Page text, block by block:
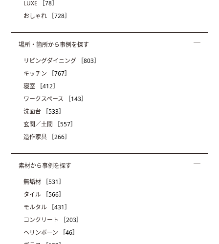
LUXE
［78］
おしゃれ
［728］
場所・箇所から事例を探す
リビングダイニング
［803］
キッチン
［767］
寝室
［412］
ワークスペース
［143］
洗面台
［533］
玄関／土間
［557］
造作家具
［266］
素材から事例を探す
無垢材
［531］
タイル
［566］
モルタル
［431］
コンクリート
［203］
ヘリンボーン
［46］